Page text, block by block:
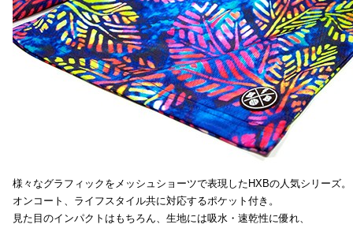
様々なグラフィックをメッシュショーツで表現したHXBの人気シリーズ。
オンコート、ライフスタイル共に対応するポケット付き。
見た目のインパクトはもちろん、生地には吸水・速乾性に優れ、